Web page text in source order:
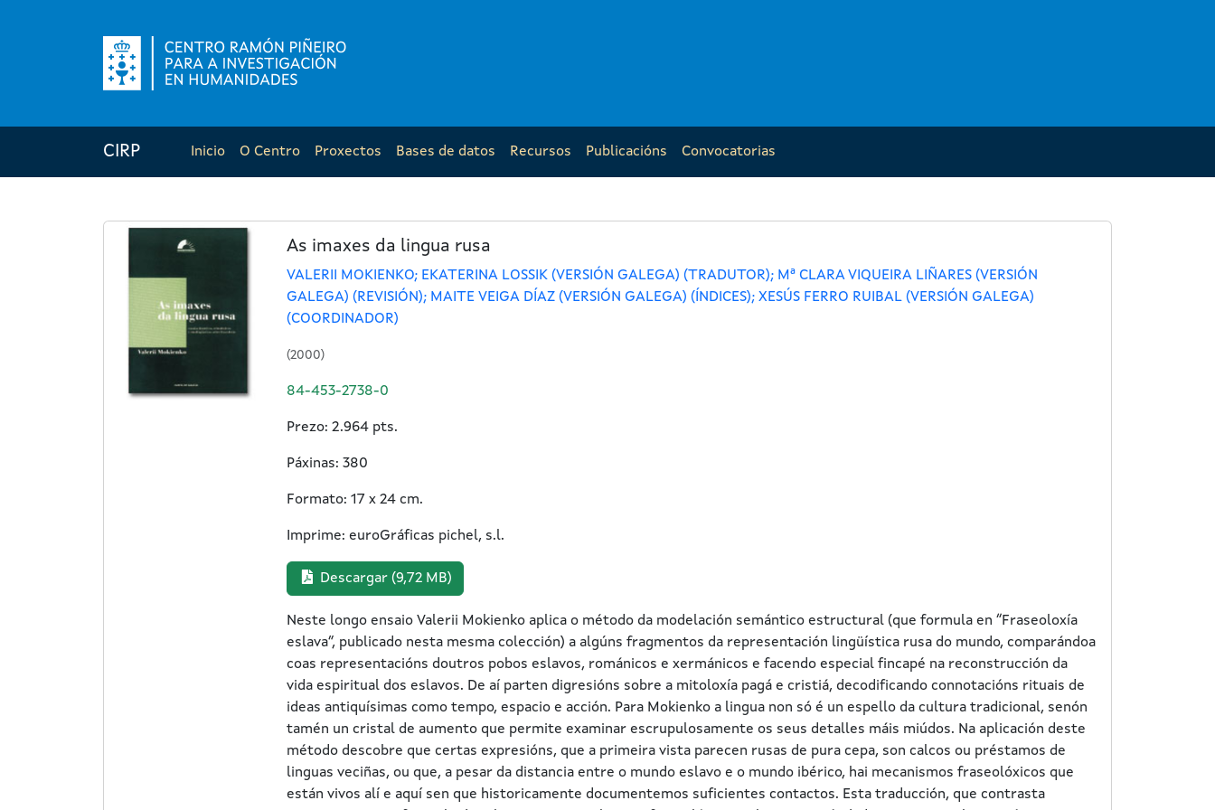
CIRP Inicio O Centro Proxectos Bases de datos Recursos Publicacións Convocatorias
As imaxes da lingua rusa
VALERII MOKIENKO; EKATERINA LOSSIK (VERSIÓN GALEGA) (TRADUTOR); Mª CLARA VIQUEIRA LIÑARES (VERSIÓN
GALEGA) (REVISIÓN); MAITE VEIGA DÍAZ (VERSIÓN GALEGA) (ÍNDICES); XESÚS FERRO RUIBAL (VERSIÓN GALEGA)
(COORDINADOR)
(2000)
84-453-2738-0
Prezo: 2.964 pts.
Páxinas: 380
Formato: 17 x 24 cm.
Imprime: euroGráficas pichel, s.l.
Descargar (9,72 MB)
Neste longo ensaio Valerii Mokienko aplica o método da modelación semántico estructural (que formula en “Fraseoloxía
eslava”, publicado nesta mesma colección) a algúns fragmentos da representación lingüística rusa do mundo, comparándoa
coas representacións doutros pobos eslavos, románicos e xermánicos e facendo especial fincapé na reconstrucción da
vida espiritual dos eslavos. De aí parten digresións sobre a mitoloxía pagá e cristiá, decodificando connotacións rituais de
ideas antiquísimas como tempo, espacio e acción. Para Mokienko a lingua non só é un espello da cultura tradicional, senón
tamén un cristal de aumento que permite examinar escrupulosamente os seus detalles máis miúdos. Na aplicación deste
método descobre que certas expresións, que a primeira vista parecen rusas de pura cepa, son calcos ou préstamos de
linguas veciñas, ou que, a pesar da distancia entre o mundo eslavo e o mundo ibérico, hai mecanismos fraseolóxicos que
están vivos alí e aquí sen que historicamente documentemos suficientes contactos. Esta traducción, que contrasta